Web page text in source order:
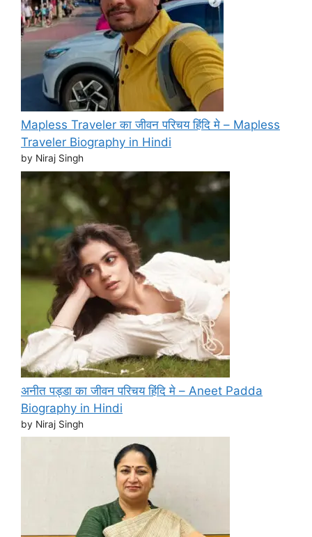
Mapless Traveler का जीवन परिचय हिंदि मे – Mapless
Traveler Biography in Hindi
by Niraj Singh
अनीत पड्डा का जीवन परिचय हिंदि मे – Aneet Padda
Biography in Hindi
by Niraj Singh